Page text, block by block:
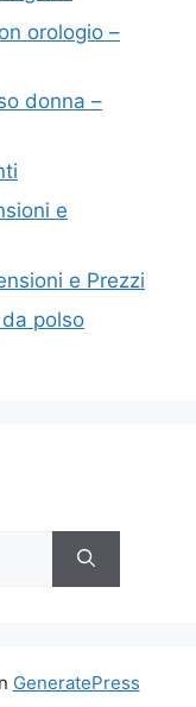
orologio –
donna –
e
e Prezzi
polso
GeneratePress